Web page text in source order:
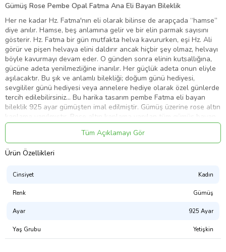
Gümüş Rose Pembe Opal Fatma Ana Eli Bayan Bileklik
Her ne kadar Hz. Fatma'nın eli olarak bilinse de arapçada “hamse”
diye anılır. Hamse, beş anlamına gelir ve bir elin parmak sayısını
gösterir. Hz. Fatma bir gün mutfakta helva kavururken, eşi Hz. Ali
görür ve pişen helvaya elini daldırır ancak hiçbir şey olmaz, helvayı
böyle kavurmayı devam eder. O günden sonra elinin kutsallığına,
gücüne adeta yenilmezliğine inanılır. Her güçlük adeta onun eliyle
aşılacaktır. Bu şık ve anlamlı bilekliği; doğum günü hediyesi,
sevgililer günü hediyesi veya annelere hediye olarak özel günlerde
tercih edilebilirsiniz... Bu harika tasarım pembe Fatma eli bayan
bileklik 925 ayar gümüşten imal edilmiştir. Gümüş üzerine rose altın
kaplama yapılmıştır. Rose altın kaplama yapılan tüm gümüş bayan
bileklik modelleri parlaklığını uzun süre muhafaza eder, gümüşü
pembe renge çevirir, oksitlenmeyi geciktirir. Bileklik üzerinde
bulunan taşlar opal ve zirkondur. Tüm bayan bileklik modelinde
olduğu gibi gümüş pembe opal Fatma ana eli bayan bileklik modeli
belirtilen ortalama ürün ağırlığında ± %10 sapma olabilmektedir.
Ort. Ağırlık: 3.50 gr.
Ürün Kodu:
Tüm Açıklamayı Gör
Ürün Özellikleri
Cinsiyet Kadın
Renk Gümüş
Ayar 925 Ayar
Yaş Grubu Yetişkin